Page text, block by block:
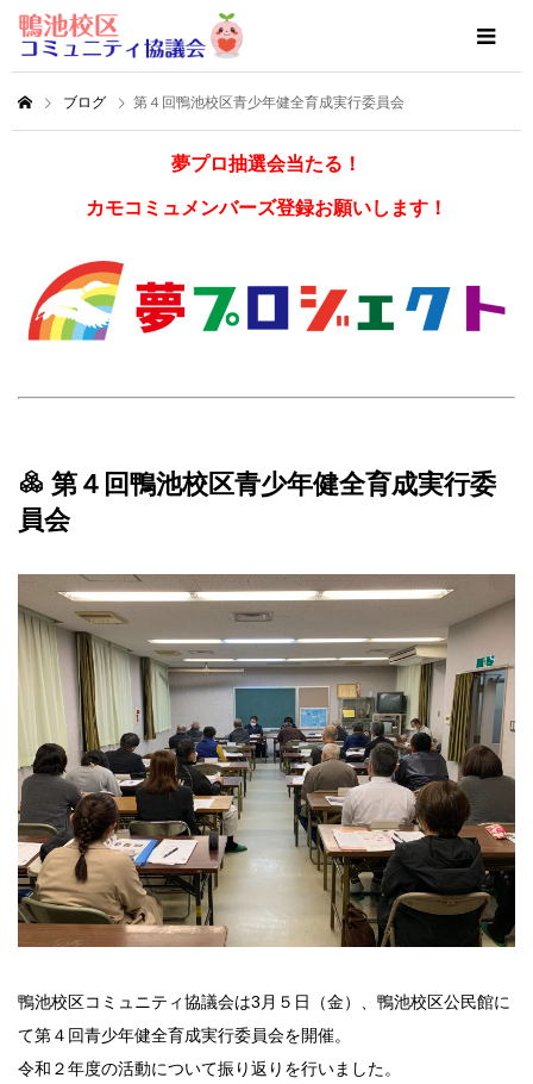
ブログ 第４回鴨池校区青少年健全育成実行委員会
夢プロ抽選会当たる！
カモコミュメンバーズ登録お願いします！
第４回鴨池校区青少年健全育成実行委
員会
鴨池校区コミュニティ協議会は3月５日（金）、鴨池校区公民館に
て第４回青少年健全育成実行委員会を開催。
令和２年度の活動について振り返りを行いました。